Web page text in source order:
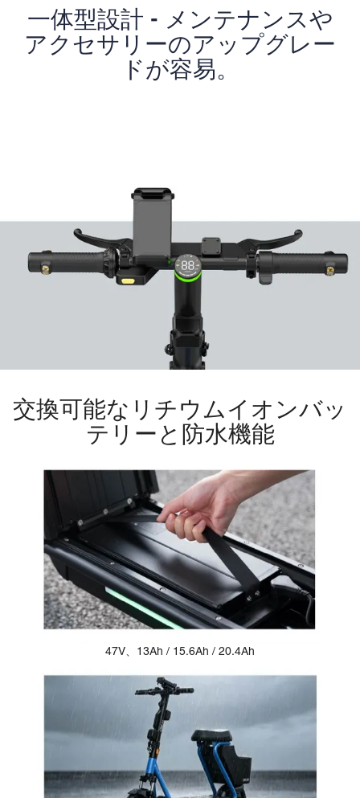
一体型設計 - メンテナンスや
アクセサリーのアップグレー
ドが容易。
交換可能なリチウムイオンバッ
テリーと防水機能
47V、13Ah / 15.6Ah / 20.4Ah